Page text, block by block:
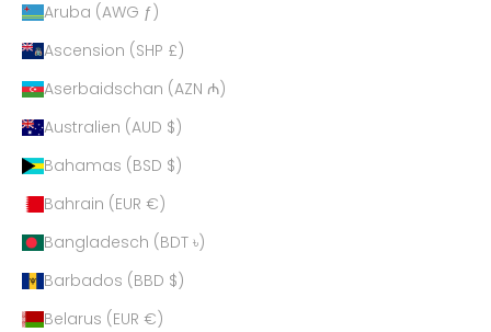
Aruba (AWG ƒ)
Ascension (SHP £)
Aserbaidschan (AZN ₼)
Australien (AUD $)
Bahamas (BSD $)
Bahrain (EUR €)
Bangladesch (BDT ৳)
Barbados (BBD $)
Belarus (EUR €)